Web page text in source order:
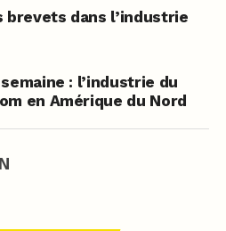
dans l’industrie
: l’industrie du
en Amérique du Nord